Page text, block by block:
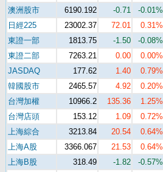
澳洲股市
6190.192 -0.71 -0.01%
日經225
23002.37 72.01 0.31%
東證一部
1813.75 -1.50 -0.08%
東證二部
7263.21 0.00 0.00%
JASDAQ
177.62 1.40 0.79%
韓國股市
2465.57 4.92 0.20%
台灣加權
10966.2 135.36 1.25%
台灣店頭
153.12 1.09 0.72%
上海綜合
3213.84 20.54 0.64%
上海A股
3366.067 21.53 0.64%
上海B股
318.49 -1.82 -0.57%